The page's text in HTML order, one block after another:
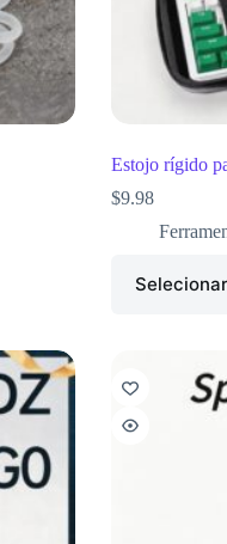
Estojo rígido
$9.98